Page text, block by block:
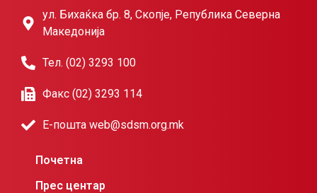
ул. Бихаќка бр. 8, Скопје, Република Северна
Македонија
Тел. (02) 3293 100
Факс (02) 3293 114
Е-пошта web@sdsm.org.mk
Почетна
Прес центар